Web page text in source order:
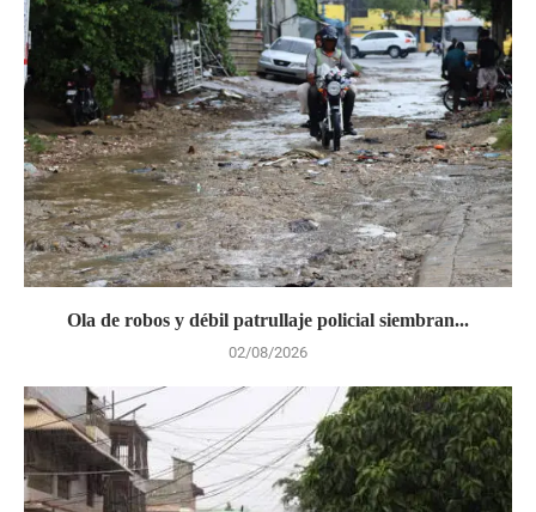
Ola de robos y débil patrullaje policial siembran...
02/08/2026